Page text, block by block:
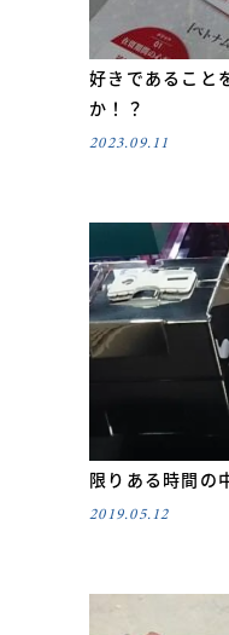
好きであること
か！？
2023.09.11
限りある時間の
2019.05.12